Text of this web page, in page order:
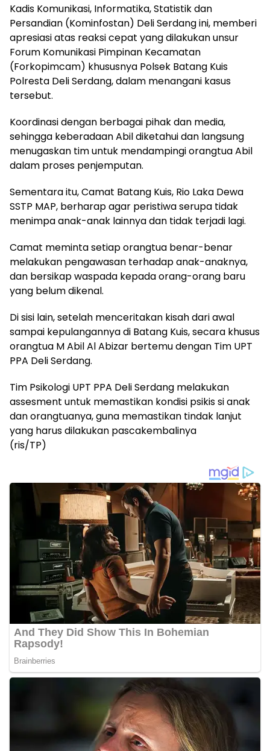
Kadis Komunikasi, Informatika, Statistik dan
Persandian (Kominfostan) Deli Serdang ini, memberi
apresiasi atas reaksi cepat yang dilakukan unsur
Forum Komunikasi Pimpinan Kecamatan
(Forkopimcam) khususnya Polsek Batang Kuis
Polresta Deli Serdang, dalam menangani kasus
tersebut.
Koordinasi dengan berbagai pihak dan media,
sehingga keberadaan Abil diketahui dan langsung
menugaskan tim untuk mendampingi orangtua Abil
dalam proses penjemputan.
Sementara itu, Camat Batang Kuis, Rio Laka Dewa
SSTP MAP, berharap agar peristiwa serupa tidak
menimpa anak-anak lainnya dan tidak terjadi lagi.
Camat meminta setiap orangtua benar-benar
melakukan pengawasan terhadap anak-anaknya,
dan bersikap waspada kepada orang-orang baru
yang belum dikenal.
Di sisi lain, setelah menceritakan kisah dari awal
sampai kepulangannya di Batang Kuis, secara khusus
orangtua M Abil Al Abizar bertemu dengan Tim UPT
PPA Deli Serdang.
Tim Psikologi UPT PPA Deli Serdang melakukan
assesment untuk memastikan kondisi psikis si anak
dan orangtuanya, guna memastikan tindak lanjut
yang harus dilakukan pascakembalinya
(ris/TP)